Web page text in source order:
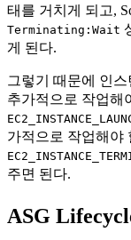
태를 거치게 되고,
Terminating:Wait
게 된다.
그렇기 때문에 인
추가적으로 작업해
가적으로 작업해야
주면 된다.
ASG